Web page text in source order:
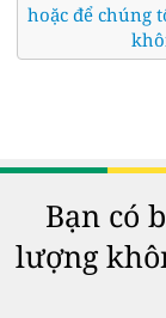
hoặc để chúng
Bạn có
lượng